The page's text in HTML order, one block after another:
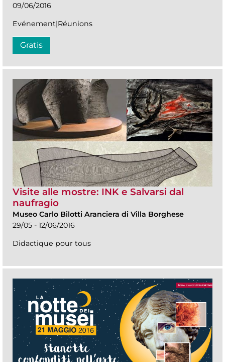
09/06/2016
Evénement|Réunions
Gratis
Visite alle mostre: INK e Salvarsi dal
naufragio
Museo Carlo Bilotti Aranciera di Villa Borghese
29/05 - 12/06/2016
Didactique pour tous